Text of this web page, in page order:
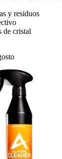
y residuos
de cristal